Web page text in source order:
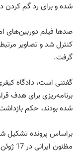
شده و برای رد گم کردن
صدها فیلم دوربین‌های
کنترل شد و تصاویر
گرفت.
گفتنی است، دادگاه
برنامه‌ریزی برای هدف
شده بودند، حکم
براساس پرونده تشکیل